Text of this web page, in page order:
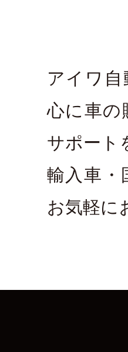
アイワ
心に車の
サポート
輸入車・
お気軽に